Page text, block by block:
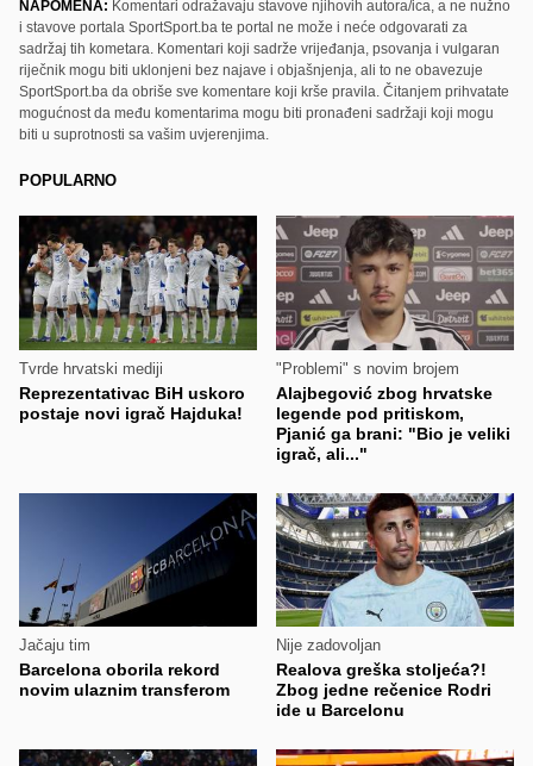
NAPOMENA: Komentari odražavaju stavove njihovih autora/ica, a ne nužno
i stavove portala SportSport.ba te portal ne može i neće odgovarati za
sadržaj tih kometara. Komentari koji sadrže vrijeđanja, psovanja i vulgaran
riječnik mogu biti uklonjeni bez najave i objašnjenja, ali to ne obavezuje
SportSport.ba da obriše sve komentare koji krše pravila. Čitanjem prihvatate
mogućnost da među komentarima mogu biti pronađeni sadržaji koji mogu
biti u suprotnosti sa vašim uvjerenjima.
POPULARNO
Tvrde hrvatski mediji
Reprezentativac BiH uskoro
postaje novi igrač Hajduka!
"Problemi" s novim brojem
Alajbegović zbog hrvatske
legende pod pritiskom,
Pjanić ga brani: "Bio je veliki
igrač, ali..."
Jačaju tim
Barcelona oborila rekord
novim ulaznim transferom
Nije zadovoljan
Realova greška stoljeća?!
Zbog jedne rečenice Rodri
ide u Barcelonu